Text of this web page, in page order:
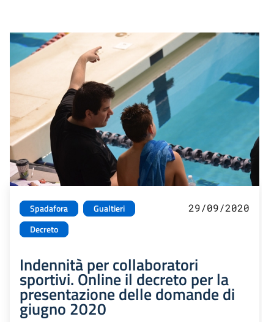
Spadafora
Gualtieri
Decreto
29/09/2020
Indennità per collaboratori
sportivi. Online il decreto per la
presentazione delle domande di
giugno 2020